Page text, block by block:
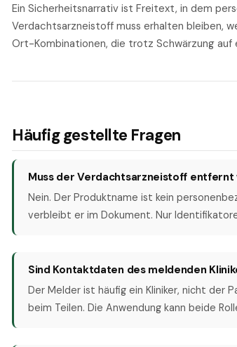
Ein Sicherheitsnarrativ ist Freitext, in dem
Verdachtsarzneistoff muss erhalten bleiben,
Ort-Kombinationen, die trotz Schwärzung auf
Häufig gestellte Fragen
Muss der Verdachtsarzneistoff entfernt
Nein. Der Produktname ist kein
verbleibt er im Dokument. Nur
Sind Kontaktdaten des meldenden
Der Melder ist häufig ein Kliniker, nicht der
beim Teilen. Die Anwendung kann beide